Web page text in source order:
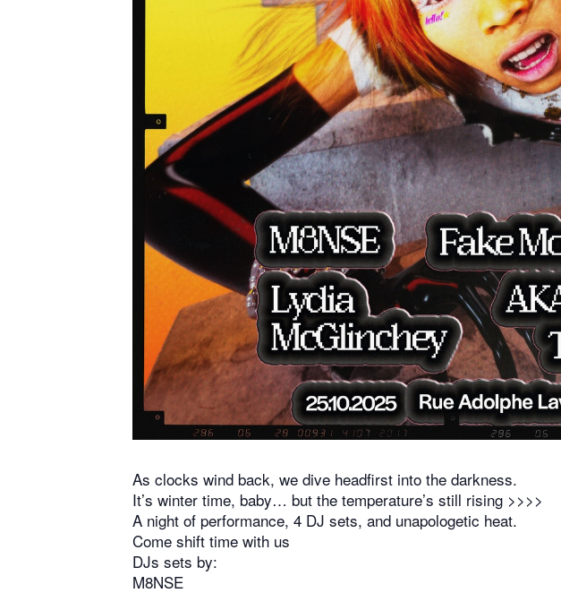
As clocks wind back, we dive headfirst into the darkness.
It’s winter time, baby… but the temperature’s still rising >>>>
A night of performance, 4 DJ sets, and unapologetic heat.
Come shift time with us
DJs sets by:
M8NSE